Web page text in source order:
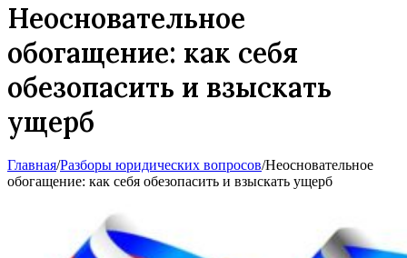
Неосновательное
обогащение: как себя
обезопасить и взыскать
ущерб
Главная/Разборы юридических вопросов/Неосновательное
обогащение: как себя обезопасить и взыскать ущерб